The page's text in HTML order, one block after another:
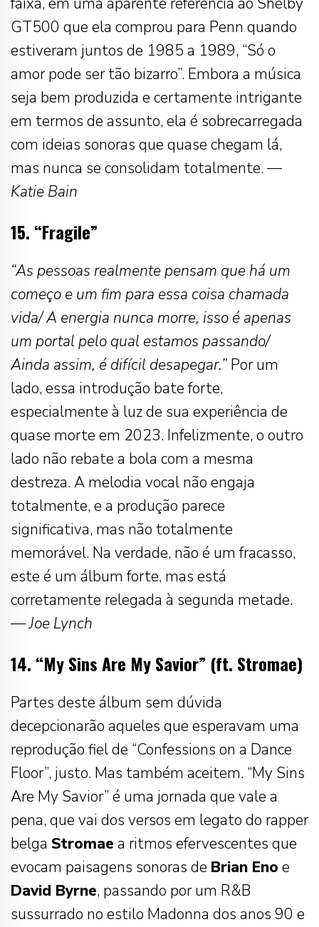
GT500 que ela comprou para Penn quando
estiveram juntos de 1985 a 1989, “Só o
amor pode ser tão bizarro”. Embora a música
seja bem produzida e certamente intrigante
em termos de assunto, ela é sobrecarregada
com ideias sonoras que quase chegam lá,
mas nunca se consolidam totalmente. —
Katie Bain
15. “Fragile”
“As pessoas realmente pensam que há um
começo e um fim para essa coisa chamada
vida/ A energia nunca morre, isso é apenas
um portal pelo qual estamos passando/
Ainda assim, é difícil desapegar.” Por um
lado, essa introdução bate forte,
especialmente à luz de sua experiência de
quase morte em 2023. Infelizmente, o outro
lado não rebate a bola com a mesma
destreza. A melodia vocal não engaja
totalmente, e a produção parece
significativa, mas não totalmente
memorável. Na verdade, não é um fracasso,
este é um álbum forte, mas está
corretamente relegada à segunda metade.
—Joe Lynch
14. “My Sins Are My Savior” (ft. Stromae)
Partes deste álbum sem dúvida
decepcionarão aqueles que esperavam uma
reprodução fiel de “Confessions on a Dance
Floor”, justo. Mas também aceitem. “My Sins
Are My Savior” é uma jornada que vale a
pena, que vai dos versos em legato do rapper
belga Stromae a ritmos efervescentes que
evocam paisagens sonoras de Brian Eno e
David Byrne, passando por um R&B
sussurrado no estilo Madonna dos anos 90 e